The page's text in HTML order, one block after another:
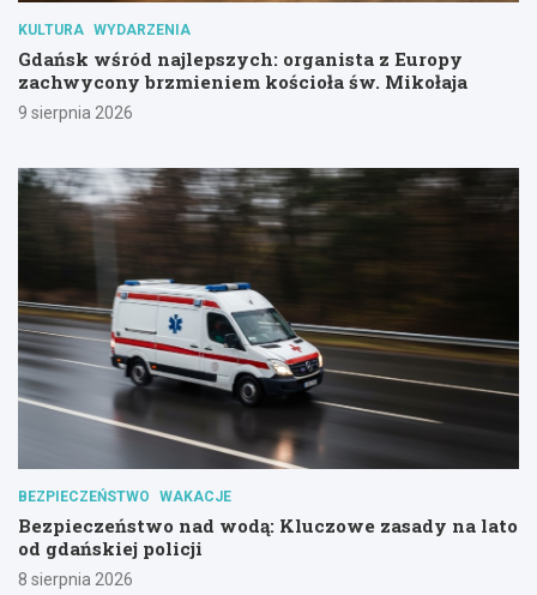
KULTURA WYDARZENIA
Gdańsk wśród najlepszych: organista z Europy
zachwycony brzmieniem kościoła św. Mikołaja
9 sierpnia 2026
BEZPIECZEŃSTWO WAKACJE
Bezpieczeństwo nad wodą: Kluczowe zasady na lato
od gdańskiej policji
8 sierpnia 2026